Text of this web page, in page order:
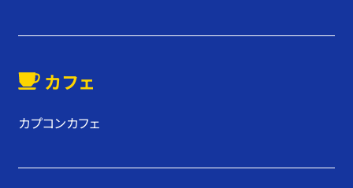
カフェ
カプコンカフェ